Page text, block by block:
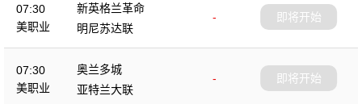
07:30
美职业
新英格兰革命
-
明尼苏达联
即将开始
07:30
美职业
奥兰多城
-
亚特兰大联
即将开始